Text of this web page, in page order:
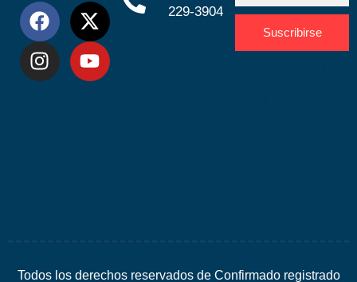
229-3904
Suscribirse
Todos los derechos reservados de Confirmado registrado